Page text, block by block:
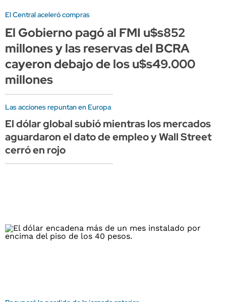
El Central aceleró compras
El Gobierno pagó al FMI u$s852
millones y las reservas del BCRA
cayeron debajo de los u$s49.000
millones
Las acciones repuntan en Europa
El dólar global subió mientras los mercados
aguardaron el dato de empleo y Wall Street
cerró en rojo